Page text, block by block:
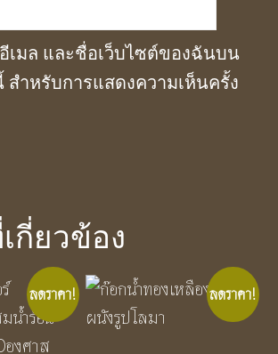
เมล และชื่อเว็บไซต์ของฉันบน
สำหรับการแสดงความเห็นครั้ง
กี่ยวข้อง
ลดราคา! ลดราคา!